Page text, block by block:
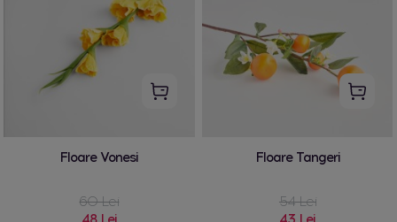
Floare Vonesi
60 Lei
Floare Tangeri
54 Lei